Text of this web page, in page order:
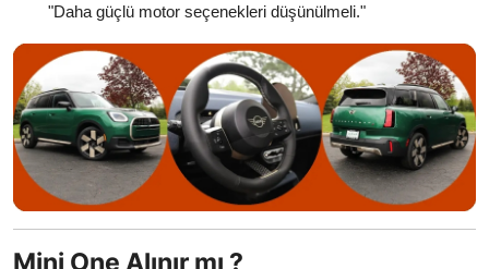
"Daha güçlü motor seçenekleri düşünülmeli."
Mini One Alınır mı ?